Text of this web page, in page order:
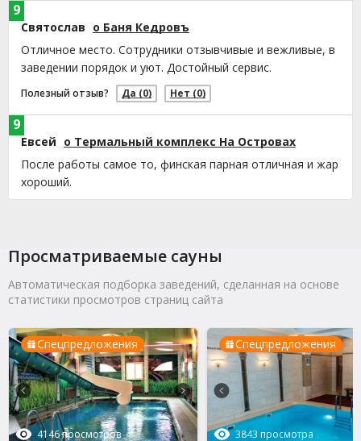
Святослав о Баня Кедровъ
Отличное место. Сотрудники отзывчивые и вежливые, в
заведении порядок и уют. Достойный сервис.
Полезный отзыв? Да (0) Нет (0)
9
Евсей о Термальный комплекс На Островах
После работы самое то, финская парная отличная и жар
хороший.
9
Григорий о Сауна Дискавери
Вечером решили с друзьями попариться в русской бане.
В Сауна Дискавери нам понравилось, внутри довольно
вода нормальная. В целом место хорошее, чтобы
просто посидеть компанией и расслабиться после
работы. В итоге без лишней суеты отдохнули.
Полезный отзыв? Да(0) Нет(0)
9
Просматриваемые сауны
Автоматическая подборка заведений, сделанная на основе
статистики просмотров страниц сайта
Спецпредложения
4146 просмотров
Спецпредложения
3843 просмотра